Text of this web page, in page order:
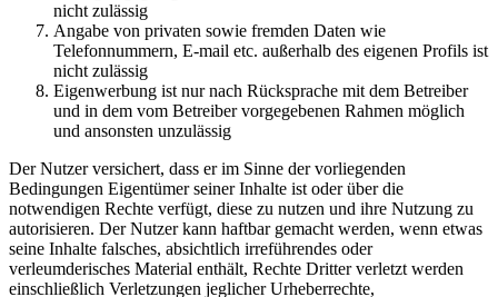
nicht zulässig
Angabe von privaten sowie fremden Daten wie
Telefonnummern, E-mail etc. außerhalb des eigenen Profils ist
nicht zulässig
Eigenwerbung ist nur nach Rücksprache mit dem Betreiber
und in dem vom Betreiber vorgegebenen Rahmen möglich
und ansonsten unzulässig
Der Nutzer versichert, dass er im Sinne der vorliegenden
Bedingungen Eigentümer seiner Inhalte ist oder über die
notwendigen Rechte verfügt, diese zu nutzen und ihre Nutzung zu
autorisieren. Der Nutzer kann haftbar gemacht werden, wenn etwas
seine Inhalte falsches, absichtlich irreführendes oder
verleumderisches Material enthält, Rechte Dritter verletzt werden
einschließlich Verletzungen jeglicher Urheberrechte,